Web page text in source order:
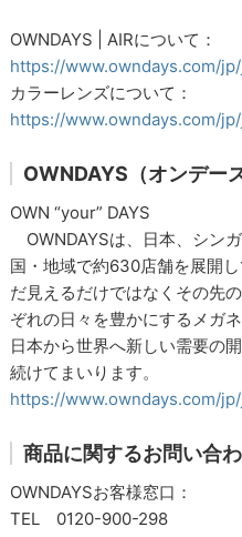
OWNDAYS | AIRについて：
https://www.owndays.com/
カラーレンズについて：
https://www.owndays.com/
OWNDAYS（オンデー
OWN “your” DAYS
OWNDAYSは、日本、シン
国・地域で約630店舗を展開
だ見えるだけではなくその先
ぞれの日々を豊かにするメガ
日本から世界へ新しい需要の
続けてまいります。
https://www.owndays.com/
商品に関するお問い合
OWNDAYSお客様窓口：
TEL 0120-900-298